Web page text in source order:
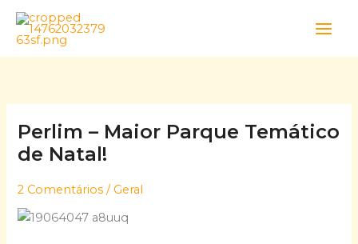
Skip
content
Perlim – Maior Parque Temático
de Natal!
2 Comentários / Geral